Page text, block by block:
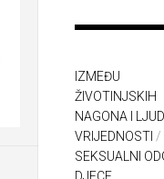
IZMEĐU
ŽIVOTINJSKIH
NAGONA I
VRIJEDNOSTI /
SEKSUALNI